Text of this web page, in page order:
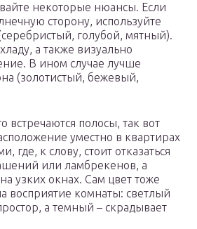
некоторые нюансы. Если
сторону, используйте
голубой, мятный).
а также визуально
В ином случае лучше
(золотистый, бежевый,
встречаются полосы, так вот
уместно в квартирах
где, к слову, стоит отказаться
или ламбрекенов, а
узких окнах. Сам цвет тоже
восприятие комнаты: светлый
а темный – скрадывает